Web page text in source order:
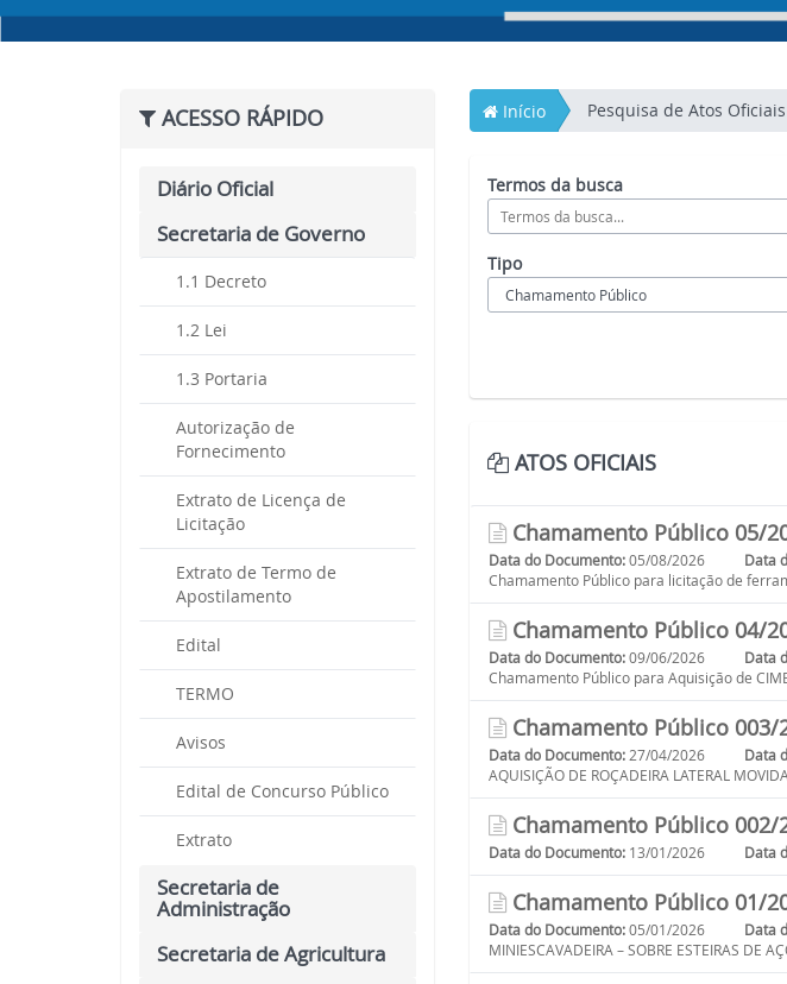
ACESSO RÁPIDO
Diário Oficial
Secretaria de Governo
1.1 Decreto
1.2 Lei
1.3 Portaria
Autorização de
Fornecimento
Extrato de Licença de
Licitação
Extrato de Termo de
Apostilamento
Edital
TERMO
Avisos
Edital de Concurso Público
Extrato
Secretaria de
Administração
Secretaria de Agricultura
Início Pesquisa de Atos Oficiais
Termos da busca
Tipo
ATOS OFICIAIS
Chamamento Público 05/
Data do Documento: 05/08/2026 Data
Chamamento Público para licitação de
Chamamento Público 04/
Data do Documento: 09/06/2026 Data
Chamamento Público para Aquisição de
Chamamento Público 003/
Data do Documento: 27/04/2026 Data
AQUISIÇÃO DE ROÇADEIRA LATERAL
Chamamento Público 002/
Data do Documento: 13/01/2026 Data
Chamamento Público 01/
Data do Documento: 05/01/2026 Data
MINIESCAVADEIRA – SOBRE ESTEIRAS DE